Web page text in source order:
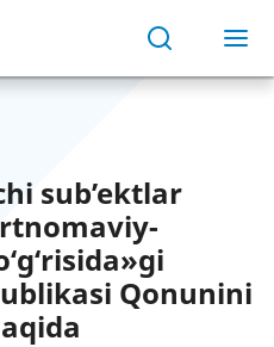
sub’ektlar
Qonunini